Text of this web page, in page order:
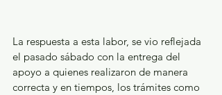
La respuesta a esta labor, se vio reflejada
el pasado sábado con la entrega del
apoyo a quienes realizaron de manera
correcta y en tiempos, los trámites como